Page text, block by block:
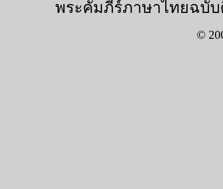
พระคัมภีร์ภาษาไทยฉบับ
©